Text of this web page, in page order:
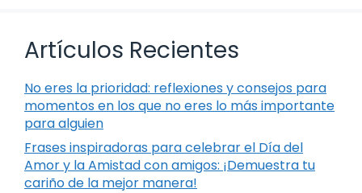
Artículos Recientes
No eres la prioridad: reflexiones y consejos para
momentos en los que no eres lo más importante
para alguien
Frases inspiradoras para celebrar el Día del
Amor y la Amistad con amigos: ¡Demuestra tu
cariño de la mejor manera!